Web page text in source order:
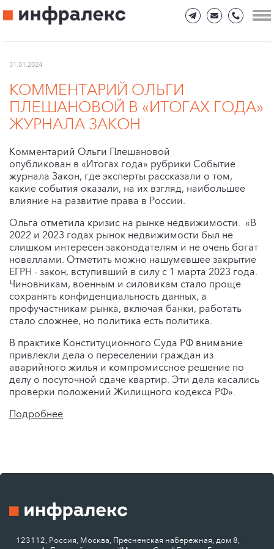
31.01.2024
КОММЕНТАРИЙ ОЛЬГИ
ПЛЕШАНОВОЙ В «ИТОГАХ ГОДА»
ЖУРНАЛА ЗАКОН
Комментарий Ольги Плешановой
опубликован в «Итогах года» рубрики Событие
журнала Закон, где эксперты рассказали о том,
какие события оказали, на их взгляд, наибольшее
влияние на развитие права в России.
Ольга отметила кризис на рынке недвижимости. «В
2022 и 2023 годах рынок недвижимости был не
слишком интересен законодателям и не очень богат
новеллами. Отметить можно нашумевшее закрытие
ЕГРН - закон, вступивший в силу с 1 марта 2023 года.
Чиновникам, военным и силовикам стало проще
сохранять конфиденциальность данных, а
профучастникам рынка, включая банки, работать
стало сложнее, но политика есть политика.
В практике Конституционного Суда РФ внимание
привлекли дела о переселении граждан из
аварийного жилья и компромиссное решение по
делу о посуточной сдаче квартир. Эти дела касались
проверки положений Жилищного кодекса РФ».
Подробнее
123112, Россия, Москва, Пресненская набережная, дом 8,